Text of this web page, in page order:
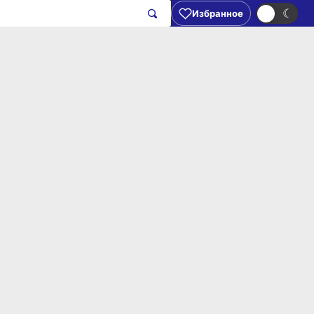
Избранное ☀ ☾